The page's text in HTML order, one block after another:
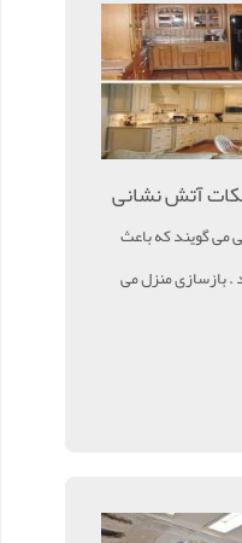
آتش نشانی
می گویند که باعث
. بازسازی منزل می